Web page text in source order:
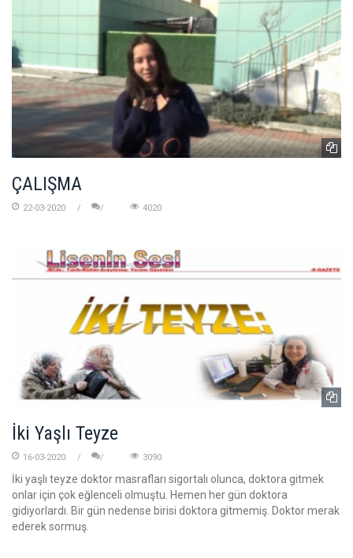
ÇALIŞMA
22-03-2020 4020
İki Yaşlı Teyze
16-03-2020 3090
İki yaşlı teyze doktor masrafları sigortalı olunca, doktora gitmek
onlar için çok eğlenceli olmuştu. Hemen her gün doktora
gidiyorlardı. Bir gün nedense birisi doktora gitmemiş. Doktor merak
ederek sormuş.